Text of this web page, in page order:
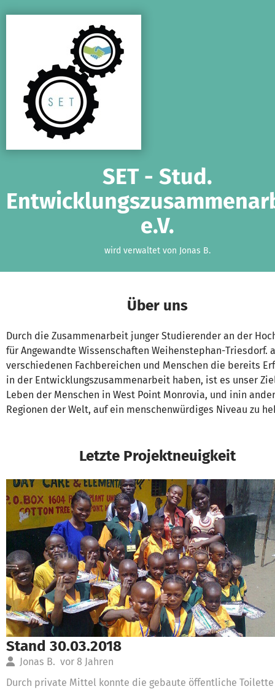
SET - Stud.
e.V.
wird verwaltet von Jonas B.
Über uns
Durch die Zusammenarbeit junger Studierender an der
für Angewandte Wissenschaften Weihenstephan-Triesdorf.
verschiedenen Fachbereichen und Menschen die bereits
in der Entwicklungszusammenarbeit haben, ist es unser
Leben der Menschen in West Point Monrovia, und inin
Regionen der Welt, auf ein menschenwürdiges Niveau zu
Letzte Projektneuigkeit
Stand 30.03.2018
Jonas B. vor 8 Jahren
Durch private Mittel konnte die gebaute öffentliche